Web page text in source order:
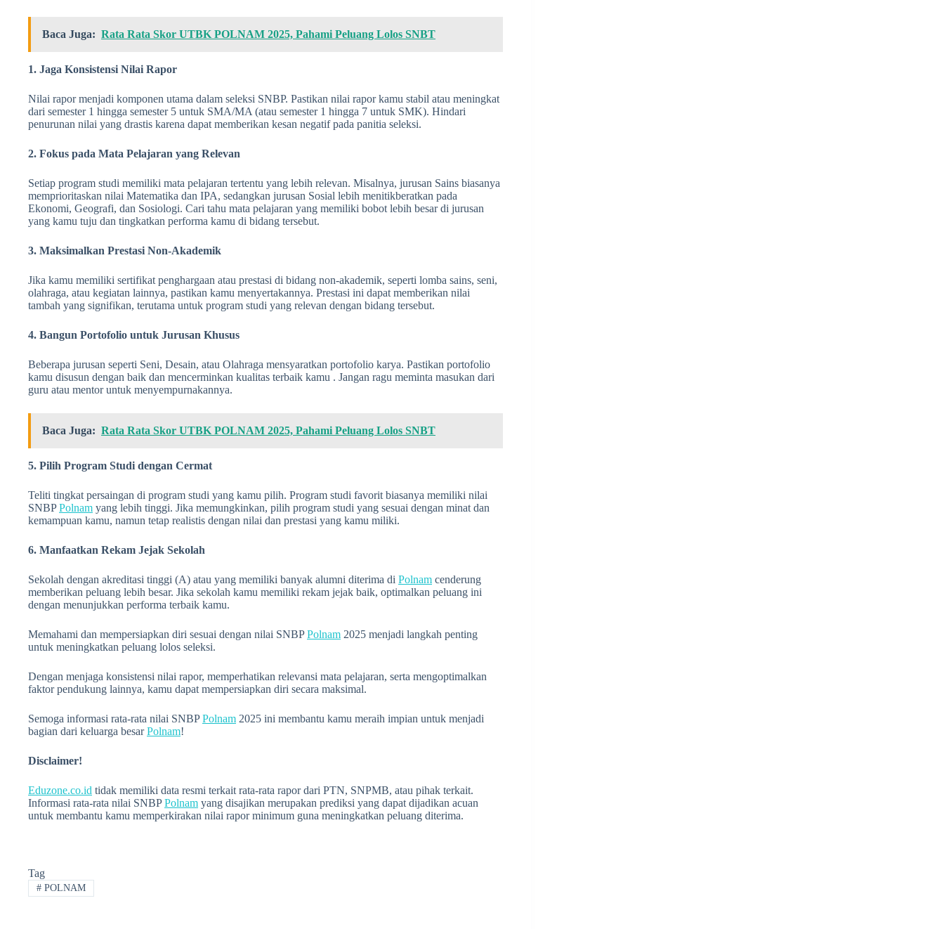
Baca Juga: Rata Rata Skor UTBK POLNAM 2025, Pahami Peluang Lolos SNBT
1. Jaga Konsistensi Nilai Rapor
Nilai rapor menjadi komponen utama dalam seleksi SNBP. Pastikan nilai rapor kamu stabil atau meningkat
dari semester 1 hingga semester 5 untuk SMA/MA (atau semester 1 hingga 7 untuk SMK). Hindari
penurunan nilai yang drastis karena dapat memberikan kesan negatif pada panitia seleksi.
2. Fokus pada Mata Pelajaran yang Relevan
Setiap program studi memiliki mata pelajaran tertentu yang lebih relevan. Misalnya, jurusan Sains biasanya
memprioritaskan nilai Matematika dan IPA, sedangkan jurusan Sosial lebih menitikberatkan pada
Ekonomi, Geografi, dan Sosiologi. Cari tahu mata pelajaran yang memiliki bobot lebih besar di jurusan
yang kamu tuju dan tingkatkan performa kamu di bidang tersebut.
3. Maksimalkan Prestasi Non-Akademik
Jika kamu memiliki sertifikat penghargaan atau prestasi di bidang non-akademik, seperti lomba sains, seni,
olahraga, atau kegiatan lainnya, pastikan kamu menyertakannya. Prestasi ini dapat memberikan nilai
tambah yang signifikan, terutama untuk program studi yang relevan dengan bidang tersebut.
4. Bangun Portofolio untuk Jurusan Khusus
Beberapa jurusan seperti Seni, Desain, atau Olahraga mensyaratkan portofolio karya. Pastikan portofolio
kamu disusun dengan baik dan mencerminkan kualitas terbaik kamu . Jangan ragu meminta masukan dari
guru atau mentor untuk menyempurnakannya.
Baca Juga: Rata Rata Skor UTBK POLNAM 2025, Pahami Peluang Lolos SNBT
5. Pilih Program Studi dengan Cermat
Teliti tingkat persaingan di program studi yang kamu pilih. Program studi favorit biasanya memiliki nilai
SNBPPolnam yang lebih tinggi. Jika memungkinkan, pilih program studi yang sesuai dengan minat dan
kemampuan kamu, namun tetap realistis dengan nilai dan prestasi yang kamu miliki.
6. Manfaatkan Rekam Jejak Sekolah
Sekolah dengan akreditasi tinggi (A) atau yang memiliki banyak alumni diterima di Polnam cenderung
memberikan peluang lebih besar. Jika sekolah kamu memiliki rekam jejak baik, optimalkan peluang ini
dengan menunjukkan performa terbaik kamu.
Memahami dan mempersiapkan diri sesuai dengan nilai SNBPPolnam 2025 menjadi langkah penting
untuk meningkatkan peluang lolos seleksi.
Dengan menjaga konsistensi nilai rapor, memperhatikan relevansi mata pelajaran, serta mengoptimalkan
faktor pendukung lainnya, kamu dapat mempersiapkan diri secara maksimal.
Semoga informasi rata-rata nilai SNBPPolnam 2025 ini membantu kamu meraih impian untuk menjadi
bagian dari keluarga besarPolnam!
Disclaimer!
Eduzone.co.id tidak memiliki data resmi terkait rata-rata rapor dari PTN, SNPMB, atau pihak terkait.
Informasi rata-rata nilai SNBPPolnam yang disajikan merupakan prediksi yang dapat dijadikan acuan
untuk membantu kamu memperkirakan nilai rapor minimum guna meningkatkan peluang diterima.
Tag
#POLNAM